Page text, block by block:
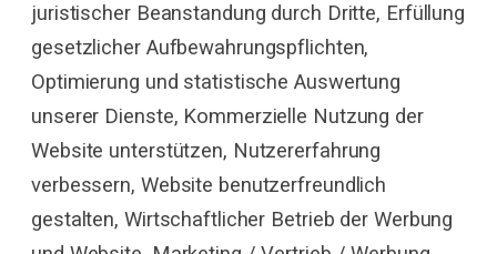
juristischer Beanstandung durch Dritte, Erfüllung
gesetzlicher Aufbewahrungspflichten,
Optimierung und statistische Auswertung
unserer Dienste, Kommerzielle Nutzung der
Website unterstützen, Nutzererfahrung
verbessern, Website benutzerfreundlich
gestalten, Wirtschaftlicher Betrieb der Werbung